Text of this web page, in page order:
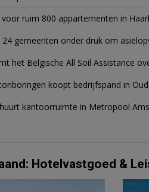
voor ruim 800 appartementen in
24 gemeenten onder druk om
het Belgische All Soil Assistance
koopt bedrijfspand in
kantoorruimte in Metropool
Hotelvastgoed &